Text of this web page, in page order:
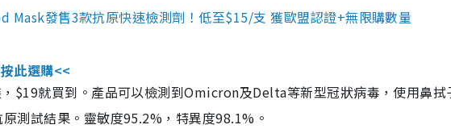
Mask發售3款抗原快速檢測劑！低至$15/支 獲歐盟認證+無限購數量
此選購<<
$19就買到。產品可以檢測到Omicron及Delta等新型冠狀病毒，使用鼻拭
測試結果。靈敏度95.2%，特異度98.1%。